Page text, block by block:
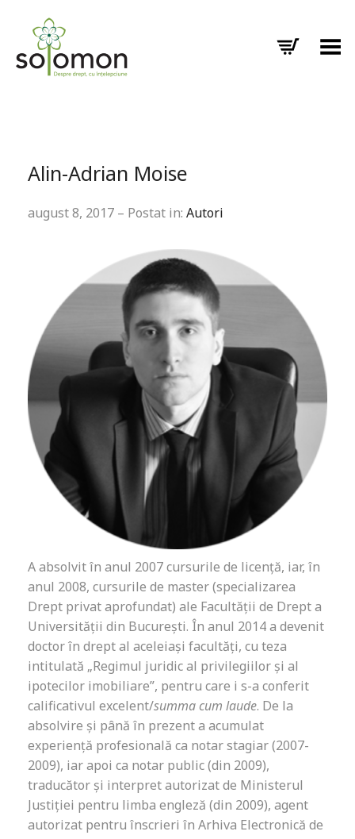
Toggle Menu
Alin-Adrian Moise
august 8, 2017 – Postat in: Autori
A absolvit în anul 2007 cursurile de licență, iar, în
anul 2008, cursurile de master (specializarea
Drept privat aprofundat) ale Facultății de Drept a
Universității din București. În anul 2014 a devenit
doctor în drept al aceleiași facultăți, cu teza
intitulată „Regimul juridic al privilegiilor și al
ipotecilor imobiliare”, pentru care i s-a conferit
calificativul excelent/summa cum laude. De la
absolvire și până în prezent a acumulat
experiență profesională ca notar stagiar (2007-
2009), iar apoi ca notar public (din 2009),
traducător și interpret autorizat de Ministerul
Justiției pentru limba engleză (din 2009), agent
autorizat pentru înscrieri în Arhiva Electronică de